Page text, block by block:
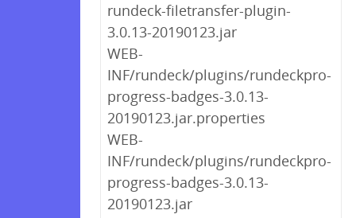
rundeck-filetransfer-plugin-
3.0.13-20190123.jar
WEB-
INF/rundeck/plugins/rundeckpro-
progress-badges-3.0.13-
20190123.jar.properties
WEB-
INF/rundeck/plugins/rundeckpro-
progress-badges-3.0.13-
20190123.jar